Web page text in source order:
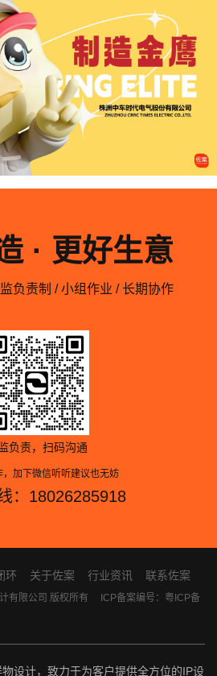
· 更好生意
负责制 / 小组作业 / 长期协作
负责，扫码沟通
，加下微信听听建议也无妨
：18026285918
环 关于佐案 行业资讯 联系佐案
有限公司 版权所有
ICP备案编号：粤ICP备
设计，致力于为客户提供全方位的IP设